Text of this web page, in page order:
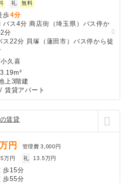
礼 無料
歩4分
バス4分 商店街（埼玉県）バス停か
分
ス22分 貝塚（蓮田市）バス停から徒
久喜
上3階建
/ 賃貸アパート
賃貸
円 管理費 3,000円
万円 礼 13.5万円
歩15分
歩55分